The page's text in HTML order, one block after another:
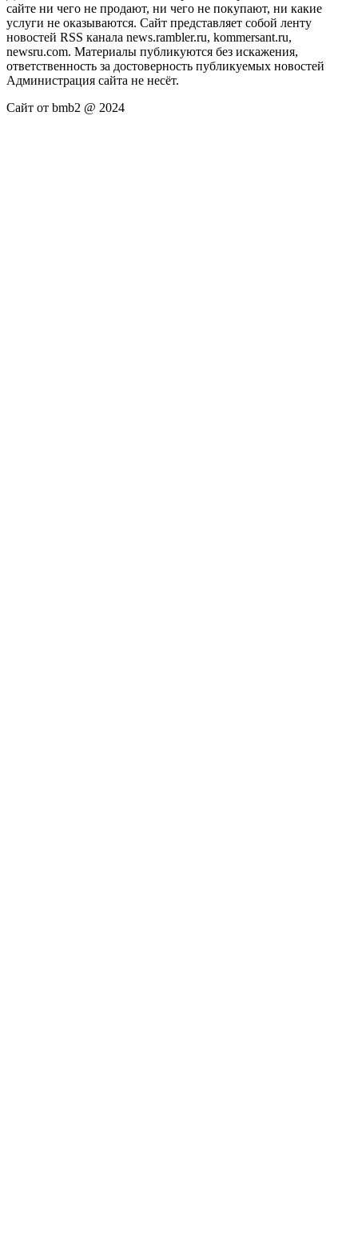
сайте ни чего не продают, ни чего не покупают, ни какие
услуги не оказываются. Сайт представляет собой ленту
новостей RSS канала news.rambler.ru, kommersant.ru,
newsru.com. Материалы публикуются без искажения,
ответственность за достоверность публикуемых новостей
Администрация сайта не несёт.
Сайт от bmb2 @ 2024